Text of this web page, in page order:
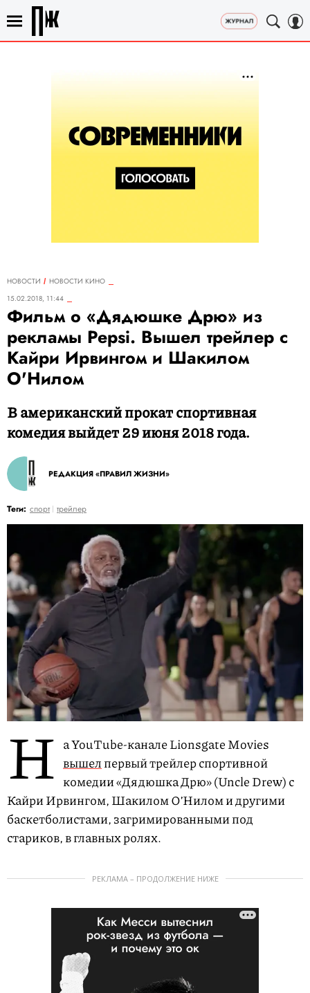
НОВОСТИ
НОВОСТИ КИНО
15.02.2018, 11:44
Фильм о «Дядюшке Дрю» из
рекламы Pepsi. Вышел трейлер с
Кайри Ирвингом и Шакилом
О'Нилом
В американский прокат спортивная
комедия выйдет 29 июня 2018 года.
РЕДАКЦИЯ «ПРАВИЛ ЖИЗНИ»
Теги: спорт трейлер
Н а YouTube-канале Lionsgate Movies
вышелпервый трейлер спортивной
комедии «Дядюшка Дрю» (Uncle Drew) с
Кайри Ирвингом, Шакилом ОʼНилом и другими
баскетболистами, загримированными под
стариков, в главных ролях.
РЕКЛАМА – ПРОДОЛЖЕНИЕ НИЖЕ